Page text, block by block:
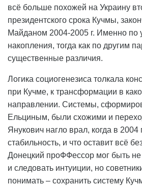
всё больше похожей на Украину
президентского срока Кучмы,
Майданом 2004-2005 г. Именно по
накопления, тогда как по другим
существенные различия.
Логика социогенезиса толкала
при Кучме, к трансформации в
направлении. Системы,
Ельциным, были схожими и
Янукович нагло врал, когда в 2004
стабильность, и что оставит всё
Донецкий проФФессор мог быть не
и следовать интуиции, но
понимать – сохранить систему